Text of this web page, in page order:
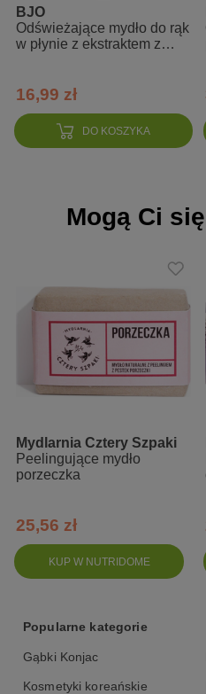
duchami i przyciągająca dobrą
Skład INCI
Butterate, Sodium Castorate,
Vulgare Powder, Hierochloe
Absinthium Leaf Extract,
Sodium Sunflowerate,
DO KOSZYKA
BJO
Odświeżające mydło do rąk
w płynie z ekstraktem z
16,99 zł
Mogą Ci
KUP W NUTRIDOME
Mydlarnia Cztery Szpaki
Peelingujące mydło
porzeczka
25,56 zł
Popularne kategorie
Gąbki Konjac
Kosmetyki koreańskie